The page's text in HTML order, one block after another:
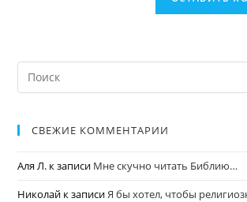
СВЕЖИЕ КОММЕНТАРИИ
Аля Л. к записи Мне скучно читать Библию…
Николай к записиЯ бы хотел, чтобы